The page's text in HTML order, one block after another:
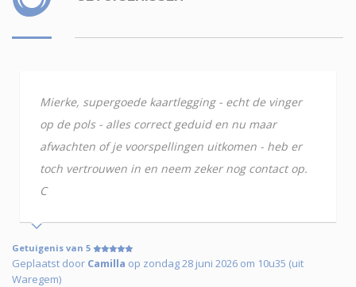
Mierke, supergoede kaartlegging - echt de vinger
op de pols - alles correct geduid en nu maar
afwachten of je voorspellingen uitkomen - heb er
toch vertrouwen in en neem zeker nog contact op.
C
Getuigenis van 5
Geplaatst door Camilla op zondag 28 juni 2026 om 10u35 (uit
Waregem)